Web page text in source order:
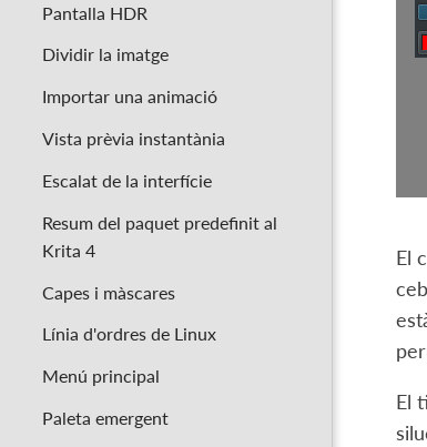
Pantalla HDR
Dividir la imatge
Importar una animació
Vista prèvia instantània
Escalat de la interfície
Resum del paquet predefinit al
Krita 4
Capes i màscares
Línia d'ordres de Linux
Menú principal
Paleta emergent
El
El